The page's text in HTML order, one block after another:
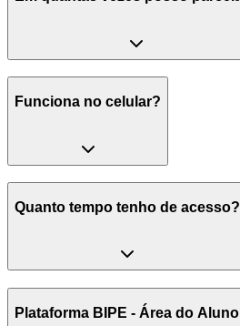
Funciona no celular?
Quanto tempo tenho de acesso?
Plataforma BIPE - Área do Aluno